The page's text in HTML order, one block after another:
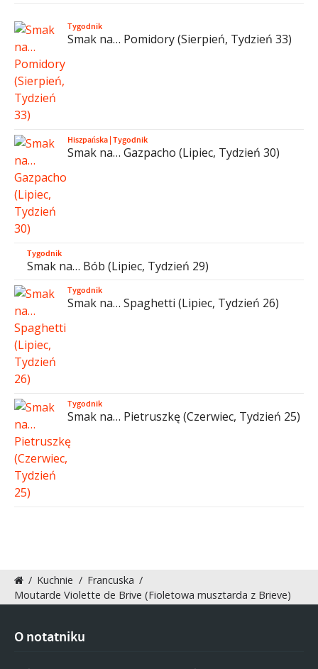
Tygodnik
Smak na… Pomidory (Sierpień, Tydzień 33)
Hiszpańska|Tygodnik
Smak na… Gazpacho (Lipiec, Tydzień 30)
Tygodnik
Smak na… Bób (Lipiec, Tydzień 29)
Tygodnik
Smak na… Spaghetti (Lipiec, Tydzień 26)
Tygodnik
Smak na… Pietruszkę (Czerwiec, Tydzień 25)
/ Kuchnie / Francuska /
Moutarde Violette de Brive (Fioletowa musztarda z Brieve)
O notatniku